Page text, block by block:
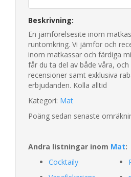
Beskrivning:
En jämförelsesite inom
runtomkring. Vi jämför och
inom matkassar och färdiga
får du ta del av både våra, och
recensioner samt exklusiva
erbjudanden. Kolla alltid
Kategori: Mat
Poäng sedan senaste
Andra listningar inom Mat:
Cocktaily